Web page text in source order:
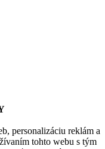
personalizáciu reklám a
tohto webu s tým